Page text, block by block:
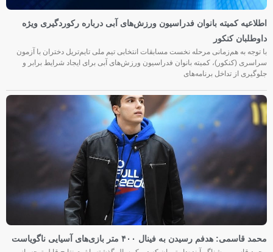
اطلاعیه کمیته بانوان فدراسیون ورزش‌های آبی درباره رکوردگیری ویژه
داوطلبان کنکور
با توجه به هم‌زمانی مرحله نخست مسابقات انتخابی تیم ملی تایم‌تریل دختران با آزمون
سراسری (کنکور)، کمیته بانوان فدراسیون ورزش‌های آبی برای ایجاد شرایط برابر و
جلوگیری از تداخل برنامه‌های
محمد قاسمی: هدفم رسیدن به فینال ۴۰۰ متر بازی‌های آسیایی ناگویاست